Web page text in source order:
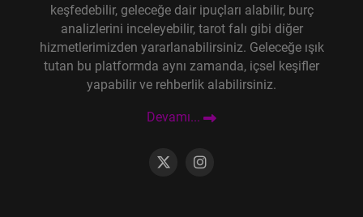
keşfedebilir, geleceğe dair ipuçları alabilir, burç
analizlerini inceleyebilir, tarot falı gibi diğer
hizmetlerimizden yararlanabilirsiniz. Geleceğe ışık
tutan bu platformda aynı zamanda, içsel keşifler
yapabilir ve rehberlik alabilirsiniz.
Devamı...